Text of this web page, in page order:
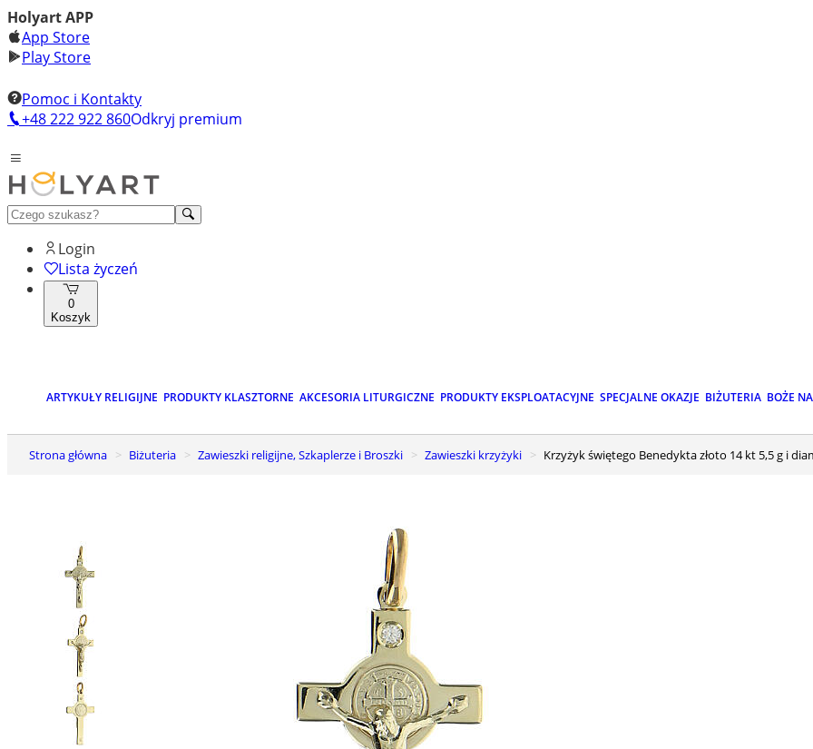
Holyart APP
App Store
Play Store
Pomoc i Kontakty
+48 222 922 860Odkryj premium
Login
Lista życzeń
0
Koszyk
ARTYKUŁY RELIGIJNE PRODUKTY KLASZTORNE AKCESORIA LITURGICZNE PRODUKTY EKSPLOATACYJNE SPECJALNE OKAZJE BIŻUTERIA BOŻE
Strona główna Biżuteria Zawieszki religijne, Szkaplerze i Broszki Zawieszki krzyżyki Krzyżyk świętego Benedykta złoto 14 kt 5,5 g i